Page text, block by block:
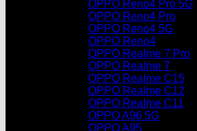
OPPO Reno4 Pro 5G
OPPO Reno4 Pro
OPPO Reno4 5G
OPPO Reno4
OPPO Realme 7 Pro
OPPO Realme 7
OPPO Realme C15
OPPO Realme C12
OPPO Realme C11
OPPO A96 5G
OPPO A95